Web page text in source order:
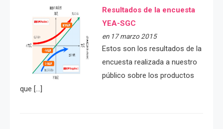
Resultados de la encuesta
YEA-SGC
en 17 marzo 2015
Estos son los resultados de la
encuesta realizada a nuestro
público sobre los productos
que […]